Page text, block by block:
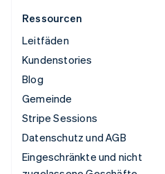
Ressourcen
Leitfäden
Kundenstories
Blog
Gemeinde
Stripe Sessions
Datenschutz und AGB
Eingeschränkte und nicht